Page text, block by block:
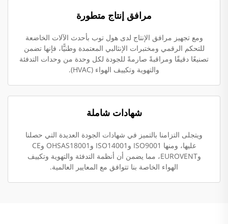
مرافق إنتاج متطورة
ومع تجهيز مرافق الإنتاج لدى هول توب بأحدث الآلات الخاضعة
للتحكم الرقمي ومختبرات الإنثالبي المعتمدة وطنيًّا، فإنها تضمن
تصنيعًا دقيقًا ومراقبةً صارمةً للجودة لكل وحدة من وحدات التدفئة
والتهوية وتكييف الهواء (HVAC).
شهادات شاملة
ويتجلى التزامنا بالتميز في شهادات الجودة العديدة التي حصلنا
عليها، ومنها ISO9001 وISO14001 وOHSAS18001 وCE
وEUROVENT، مما يضمن أن أنظمة التدفئة والتهوية وتكييف
الهواء الخاصة بنا تتوافق مع المعايير العالمية.